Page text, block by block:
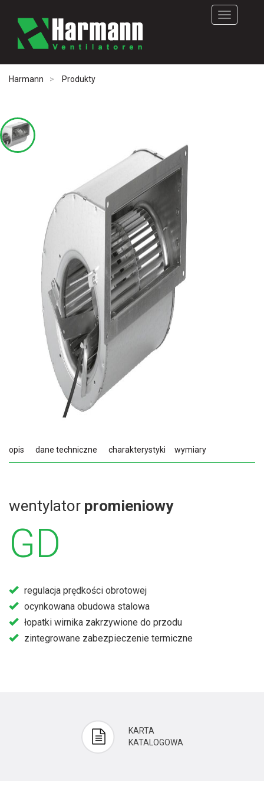
Rozwiń
nawigację
Harmann Produkty
opis dane techniczne charakterystyki wymiary
wentylator promieniowy
GD
regulacja prędkości obrotowej
ocynkowana obudowa stalowa
łopatki wirnika zakrzywione do przodu
zintegrowane zabezpieczenie termiczne
KARTA
KATALOGOWA